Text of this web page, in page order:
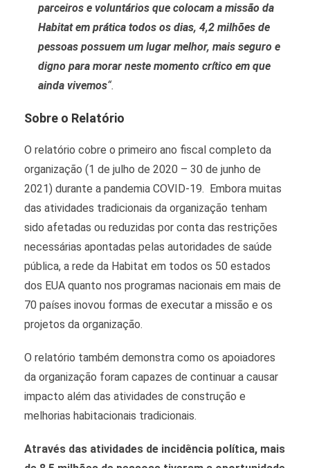
parceiros e voluntários que colocam a missão da
Habitat em prática todos os dias, 4,2 milhões de
pessoas possuem um lugar melhor, mais seguro e
digno para morar neste momento crítico em que
ainda vivemos“.
Sobre o Relatório
O relatório cobre o primeiro ano fiscal completo da
organização (1 de julho de 2020 – 30 de junho de
2021) durante a pandemia COVID-19. Embora muitas
das atividades tradicionais da organização tenham
sido afetadas ou reduzidas por conta das restrições
necessárias apontadas pelas autoridades de saúde
pública, a rede da Habitat em todos os 50 estados
dos EUA quanto nos programas nacionais em mais de
70 países inovou formas de executar a missão e os
projetos da organização.
O relatório também demonstra como os apoiadores
da organização foram capazes de continuar a causar
impacto além das atividades de construção e
melhorias habitacionais tradicionais.
Através das atividades de incidência política, mais